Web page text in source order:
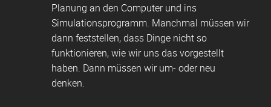
Planung an den Computer und ins
Simulationsprogramm. Manchmal müssen wir
dann feststellen, dass Dinge nicht so
funktionieren, wie wir uns das vorgestellt
haben. Dann müssen wir um- oder neu
denken.